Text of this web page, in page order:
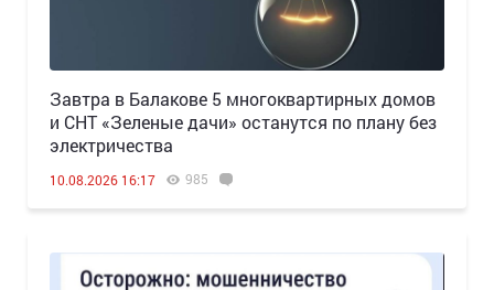
Завтра в Балакове 5 многоквартирных домов
и СНТ «Зеленые дачи» останутся по плану без
электричества
10.08.2026 16:17 985